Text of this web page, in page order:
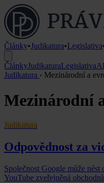
Články•Judikatura•Legislativa
ČlánkyJudikaturaLegislativa
Judikatura › Mezinárodní a
Mezinárodní
Judikatura
Odpovědnost za
Společnost Google může
YouTube zveřejněná